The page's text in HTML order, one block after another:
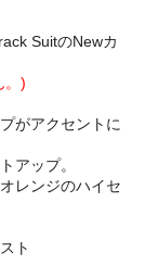
SuitのNewカ
。)
がアクセントに
アップ。
レンジのハイセ
ト